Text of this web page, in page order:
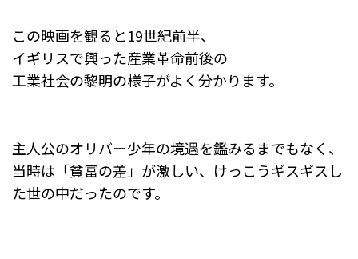
この映画を観ると19世紀前半、
イギリスで興った産業革命前後の
工業社会の黎明の様子がよく分かります。
主人公のオリバー少年の境遇を鑑みるまでもなく、
当時は「貧富の差」が激しい、けっこうギスギスし
た世の中だったのです。